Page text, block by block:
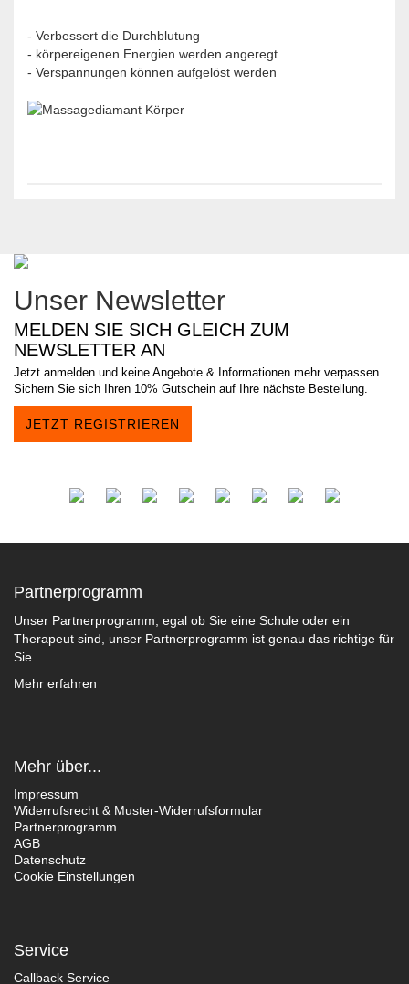
- Verbessert die Durchblutung
- körpereigenen Energien werden angeregt
- Verspannungen können aufgelöst werden
Unser Newsletter
MELDEN SIE SICH GLEICH ZUM
NEWSLETTER AN
Jetzt anmelden und keine Angebote & Informationen mehr verpassen.
Sichern Sie sich Ihren 10% Gutschein auf Ihre nächste Bestellung.
JETZT REGISTRIEREN
Partnerprogramm
Unser Partnerprogramm, egal ob Sie eine Schule oder ein
Therapeut sind, unser Partnerprogramm ist genau das richtige für
Sie.
Mehr erfahren
Mehr über...
Impressum
Widerrufsrecht & Muster-Widerrufsformular
Partnerprogramm
AGB
Datenschutz
Cookie Einstellungen
Service
Callback Service